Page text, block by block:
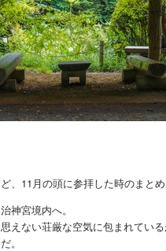
、11月の頭に参拝した時のまとめ
神宮境内へ。
えない荘厳な空気に包まれてい
。